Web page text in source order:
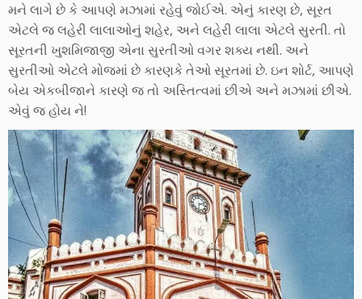
મને લાગે છે કે આપણે મઝામાં રહેવું જોઈએ. એનું કારણ છે, સૂરત
એટલે જ લહેરી લાલાઓનું શહેર, અને લહેરી લાલા એટલે સુરતી. તો
સૂરતની ખુશમિજાજી એના સુરતીઓ વગર શક્ય નથી. અને
સુરતીઓ એટલે મોજમાં છે કારણકે તેઓ સૂરતમાં છે. ઇન શોર્ટ, આપણે
બેય એકબીજાને કારણે જ તો અસ્તિત્વમાં છીએ અને મઝામાં છીએ.
એવું જ હોય ને!